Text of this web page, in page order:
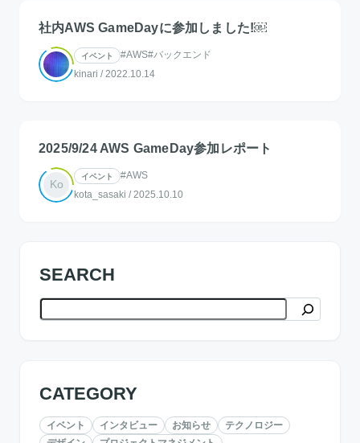
社内AWS GameDayに参加しました!￼
イベント #AWS#バックエンド
kinari / 2022.10.14
2025/9/24 AWS GameDay参加レポート
Ko
イベント
#AWS
kota_sasaki / 2025.10.10
SEARCH
検索
CATEGORY
イベント インタビュー お知らせ
テクノロジー